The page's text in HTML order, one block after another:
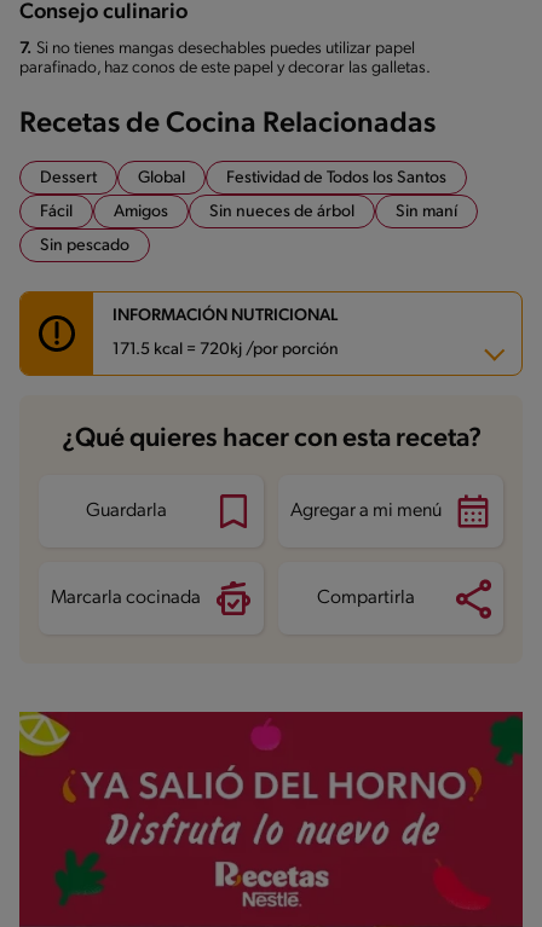
Consejo culinario
7. Si no tienes mangas desechables puedes utilizar papel
parafinado, haz conos de este papel y decorar las galletas.
Recetas de Cocina Relacionadas
Dessert Global
Festividad de Todos los Santos
Fácil
Amigos Sin nueces de árbol
Sin maní
Sin pescado
INFORMACIÓN NUTRICIONAL
171.5 kcal = 720kj /por porción
Carbohidratos 26.6 g
Energía 171.5 kcal
Proteína
Grasas saturadas 3.6 g
¿Qué quieres hacer con esta receta?
Guardarla Agregar a mi menú
Marcarla cocinada Compartirla